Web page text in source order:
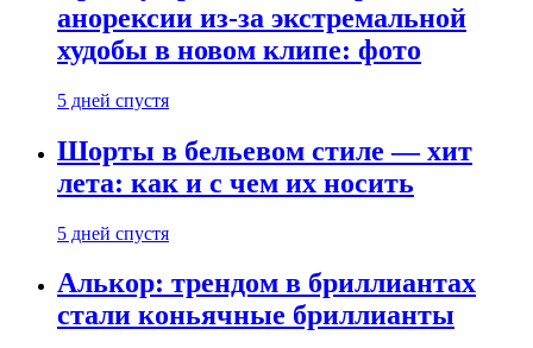
анорексии из-за экстремальной
худобы в новом клипе: фото
5 дней спустя
Шорты в бельевом стиле — хит
лета: как и с чем их носить
5 дней спустя
Алькор: трендом в бриллиантах
стали коньячные бриллианты